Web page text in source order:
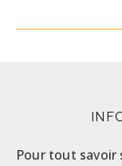
Pour tout savoir